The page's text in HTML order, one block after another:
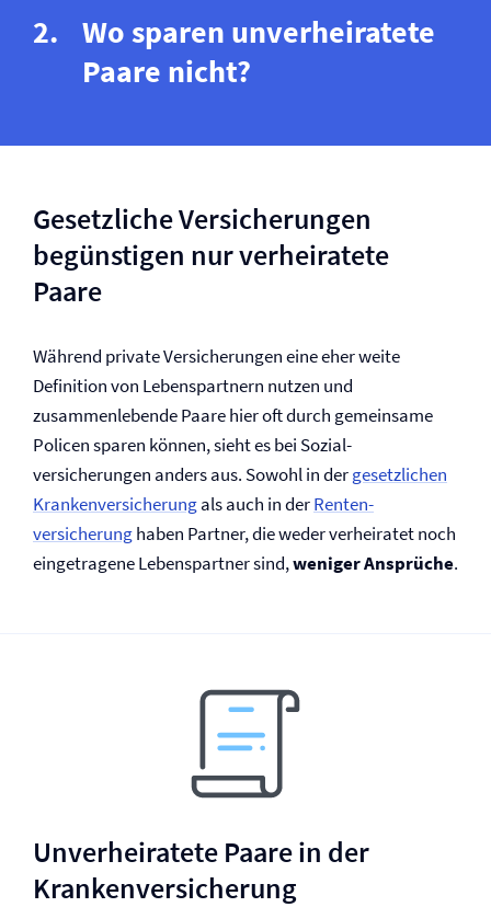
Wo sparen unverheiratete
Paare nicht?
Gesetzliche Versicherungen
begünstigen nur verheiratete
Paare
Während private Versicherungen eine eher weite
Definition von Lebenspartnern nutzen und
zusammenlebende Paare hier oft durch gemeinsame
Policen sparen können, sieht es bei Sozial­
versicherungen anders aus. Sowohl in dergesetzlichen
Kranken­versicherungals auch in derRenten­
versicherunghaben Partner, die weder verheiratet noch
eingetragene Lebenspartner sind,weniger Ansprüche.
Unverheiratete Paare in der
Kranken­versicherung